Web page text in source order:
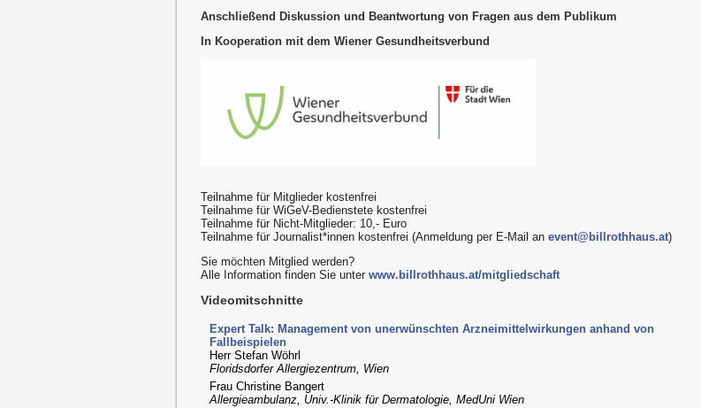
Anschließend Diskussion und Beantwortung von Fragen aus dem Publikum
In Kooperation mit dem Wiener Gesundheitsverbund
Teilnahme für Mitglieder kostenfrei
Teilnahme für WiGeV-Bedienstete kostenfrei
Teilnahme für Nicht-Mitglieder: 10,- Euro
Teilnahme für Journalist*innen kostenfrei (Anmeldung per E-Mail an event@billrothhaus.at)
Sie möchten Mitglied werden?
Alle Information finden Sie unter www.billrothhaus.at/mitgliedschaft
Videomitschnitte
Expert Talk: Management von unerwünschten Arzneimittelwirkungen anhand von
Fallbeispielen
Herr Stefan Wöhrl
Floridsdorfer Allergiezentrum, Wien
Frau Christine Bangert
Allergieambulanz, Univ.-Klinik für Dermatologie, MedUni Wien